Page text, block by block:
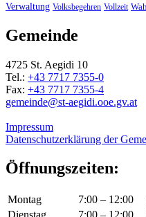
Verwaltung Volksbegehren Vollzeit
Gemeinde
4725 St. Aegidi 10
Tel.: +43 7717 7355-0
Fax: +43 7717 7355-4
gemeinde@st-aegidi.ooe.gv.at
Impressum
Datenschutzerklärung der
Öffnungszeiten:
Montag 7:00 – 12:00